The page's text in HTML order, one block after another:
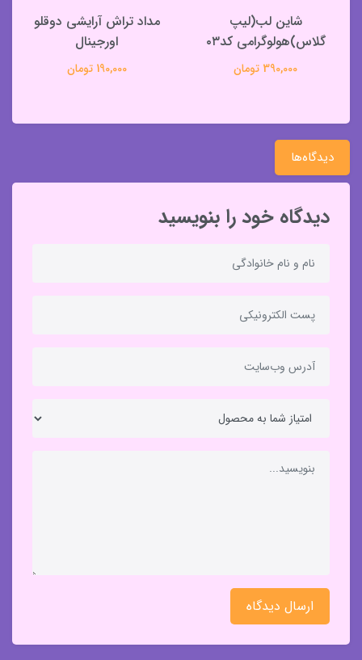
شاین لب(لیپ
گلاس)هولوگرامی کد۰۳
390,000 تومان
مداد تراش آرایشی دوقلو
اورجینال
190,000 تومان
دیدگاه‌ها
دیدگاه خود را بنویسید
ارسال دیدگاه